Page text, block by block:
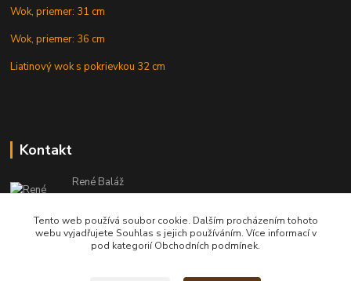
Wok, priemer: 31 cm
Wok, priemer: 36 cm
Liatinový wok s pokrievkou 32 cm
Kontakt
René Baláž
Eshop: +421 902 212 007
od 8:00 - do 16:00 hod
info@kotlikyshop.sk
Tento web používá soubor cookie. Dalším procházením tohoto
webu vyjadřujete Souhlas s jejich používáním. Více informací v
pod kategorií Obchodních podmínek.